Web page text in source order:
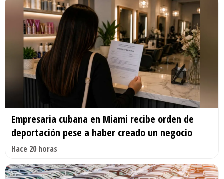
Empresaria cubana en Miami recibe orden de
deportación pese a haber creado un negocio
Hace 20 horas